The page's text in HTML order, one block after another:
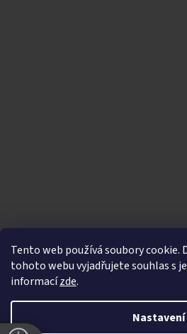
Tento web používá soubory cookie.
tohoto webu vyjadřujete souhlas s
informacízde.
Nastavení
Vytvořil Shoptet |